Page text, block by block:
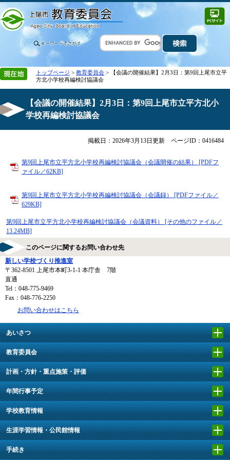
トップページ > 教育委員会 > 【会議の開催結果】2月3日：第9回上尾市立平
方北小学校再編検討協議会
【会議の開催結果】2月3日：第9回上尾市立平方北小
学校再編検討協議会
掲載日：2026年3月13日更新 ページID：0416484
第9回上尾市立平方北小学校再編検討協議会（会議開催の結果） [PDFフ
ァイル／62KB]
第9回上尾市立平方北小学校再編検討協議会（会議録） [PDFファイル／
629KB]
第9回上尾市立平方北小学校再編検討協議会（会議資料） [その他のファイル／
13.24MB]
このページに関するお問い合わせ先
新しい学校づくり推進室
〒362-8501
上尾市本町3-1-1 本庁舎 7階
直通
Tel：048-775-9469
Fax：048-776-2250
お問い合わせはこちら
あいさつ
教育委員会
計画・方針・重点施策・評価
年間行事予定
学校教育情報
生涯学習情報・公民館情報
手続き